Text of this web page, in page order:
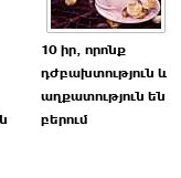
10 իր, որոնք
դժբախտություն և
աղքատություն են
բերում